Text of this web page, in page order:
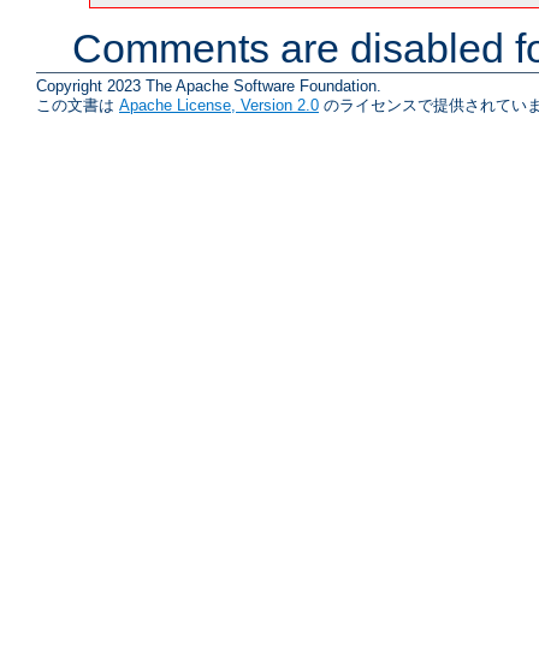
Comments are disabled
Copyright 2023 The Apache Software Foundation.
この文書は Apache License, Version 2.0 のライセンスで提供されてい